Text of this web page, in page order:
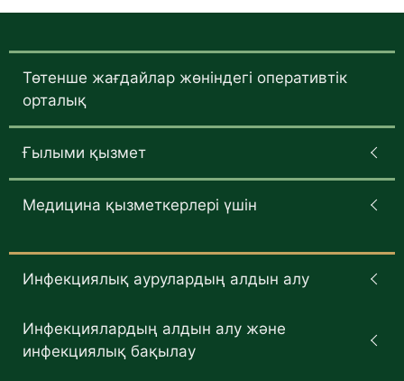
Төтенше жағдайлар жөніндегі оперативтік
орталық
Ғылыми қызмет
Медицина қызметкерлері үшін
Инфекциялық аурулардың алдын алу
Инфекциялардың алдын алу және
инфекциялық бақылау